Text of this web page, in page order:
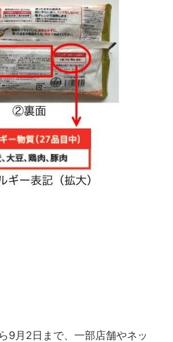
9月2日まで、一部店舗やネッ